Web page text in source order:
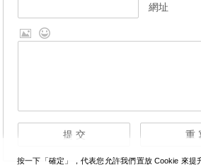
網址
按一下「確定」，代表您允許我們置放 Cookie 來提